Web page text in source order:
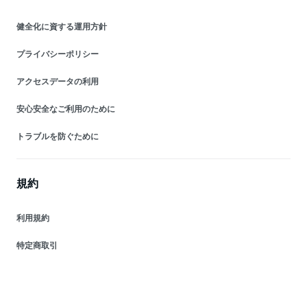
健全化に資する運用方針
プライバシーポリシー
アクセスデータの利用
安心安全なご利用のために
トラブルを防ぐために
規約
利用規約
特定商取引